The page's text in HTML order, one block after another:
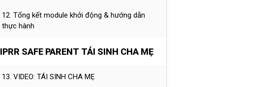
12. Tổng kết module khởi động & hướng dẫn
thực hành
IPRR SAFE PARENT TÁI SINH CHA MẸ
13. VIDEO: TÁI SINH CHA MẸ